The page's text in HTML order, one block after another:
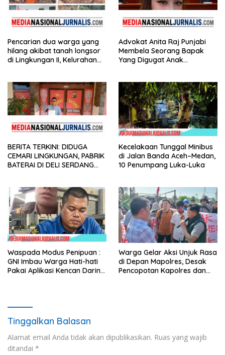
Pencarian dua warga yang
hilang akibat tanah longsor
di Lingkungan II, Kelurahan
Tapanuli Selatan, akhirnya
membuahkan hasil.
Advokat Anita Raj Punjabi
Membela Seorang Bapak
Yang Digugat Anak
BERITA TERKINI: DIDUGA
CEMARI LINGKUNGAN, PABRIK
BATERAI DI DELI SERDANG
AKAN KONFIRMASI
Kecelakaan Tunggal Minibus
di Jalan Banda Aceh–Medan,
10 Penumpang Luka-Luka
Waspada Modus Penipuan :
GNI Imbau Warga Hati-hati
Pakai Aplikasi Kencan Daring,
Warga Gelar Aksi Unjuk Rasa
di Depan Mapolres, Desak
Pencopotan Kapolres dan
Tinggalkan Balasan
Alamat email Anda tidak akan dipublikasikan. Ruas yang wajib
ditandai *